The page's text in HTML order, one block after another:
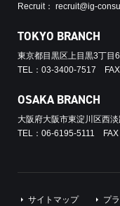
Recruit： recruit@ig-
TOKYO BRANCH
東京都目黒区上目黒3丁目
TEL：03-3400-7517
OSAKA BRANCH
大阪府大阪市東淀川区西
TEL：06-6195-5111
サイトマップ プ